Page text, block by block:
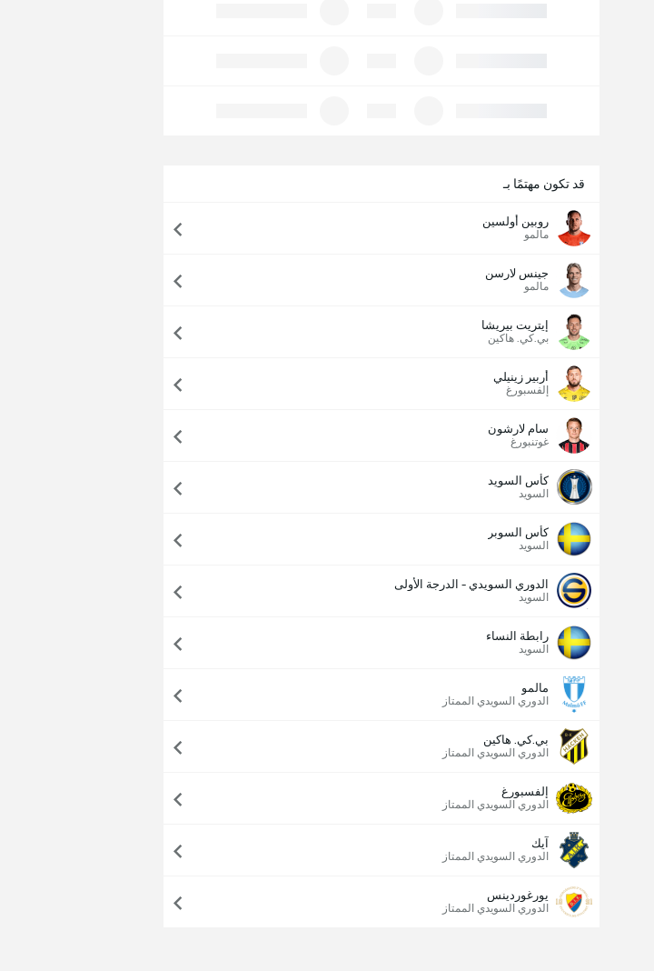
قد تكون مهتمًا بـ
روبين أولسين
مالمو
جينس لارسن
مالمو
إيتريت بيريشا
بي.كي. هاكين
أربير زينيلي
إلفسبورغ
سام لارشون
غوتنبورغ
كأس السويد
السويد
كأس السوبر
السويد
الدوري السويدي - الدرجة الأولى
السويد
رابطة النساء
السويد
مالمو
الدوري السويدي الممتاز
بي.كي. هاكين
الدوري السويدي الممتاز
إلفسبورغ
الدوري السويدي الممتاز
آيك
الدوري السويدي الممتاز
يورغوردينس
الدوري السويدي الممتاز